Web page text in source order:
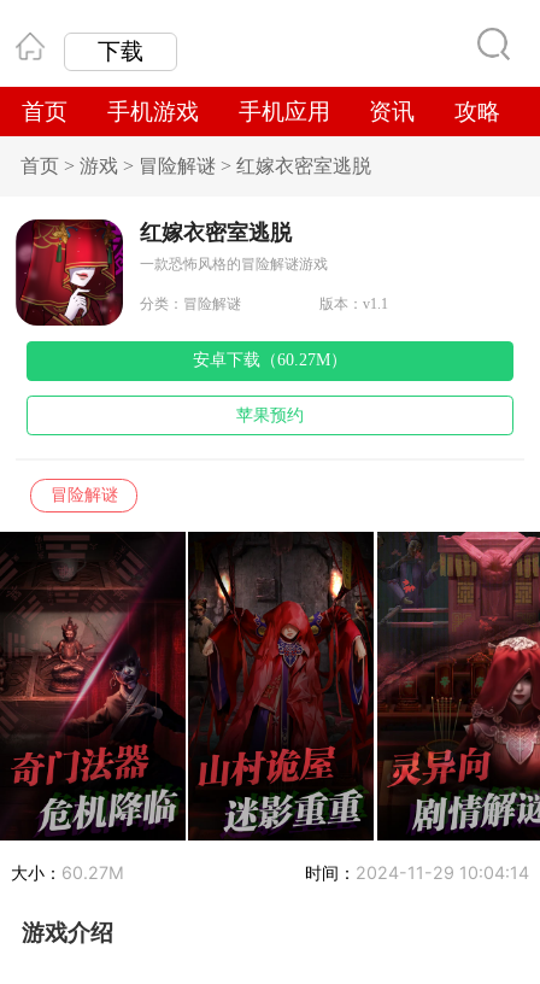
下载
首页 手机游戏 手机应用 资讯 攻略
首页 > 游戏 > 冒险解谜 > 红嫁衣密室逃脱
红嫁衣密室逃脱
一款恐怖风格的冒险解谜游戏
分类： 冒险解谜 版本：v1.1
安卓下载（60.27M）
苹果预约
冒险解谜
大小： 60.27M 时间： 2024-11-29 10:04:14
游戏介绍